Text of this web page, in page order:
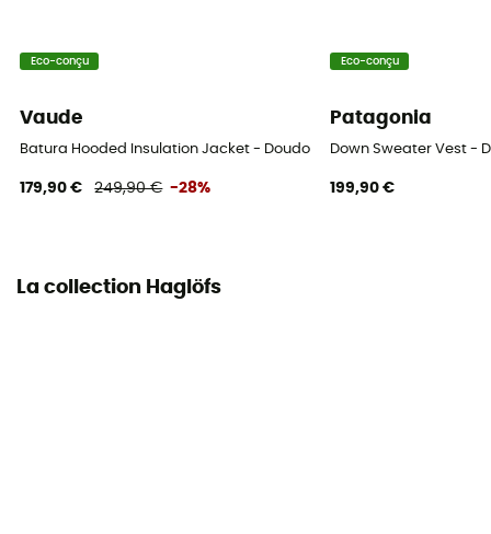
Eco-conçu
Vaude
Batura Hooded Insulation Jacket - Doudoune homme
179,90 € 249,90 € -28%
Eco-conçu
Patagonia
Down Sweater Vest -
199,90 €
La collection Haglöfs